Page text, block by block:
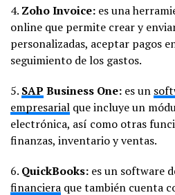
4. Zoho Invoice: es una
online que permite crear y
personalizadas, aceptar pagos
seguimiento de los gastos.
5. SAP Business One: es un
empresarial que incluye un
electrónica, así como otras
finanzas, inventario y ventas.
6. QuickBooks: es un software
financiera que también cuenta